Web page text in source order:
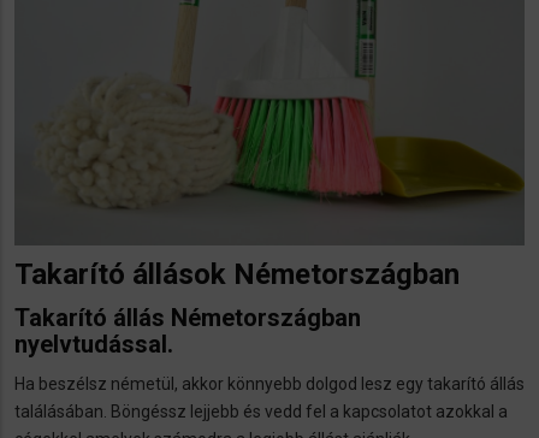
Takarító állások Németországban
Takarító állás Németországban
nyelvtudással.
Ha beszélsz németül, akkor könnyebb dolgod lesz egy takarító állás
találásában. Böngéssz lejjebb és vedd fel a kapcsolatot azokkal a